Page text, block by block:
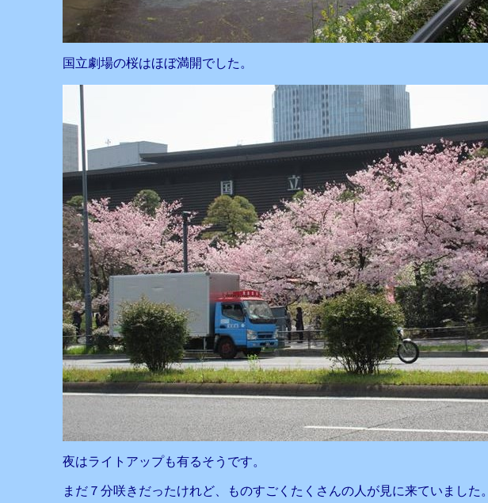
国立劇場の桜はほぼ満開でした。
夜はライトアップも有るそうです。
まだ７分咲きだったけれど、ものすごくたくさんの人が見に来ていました。